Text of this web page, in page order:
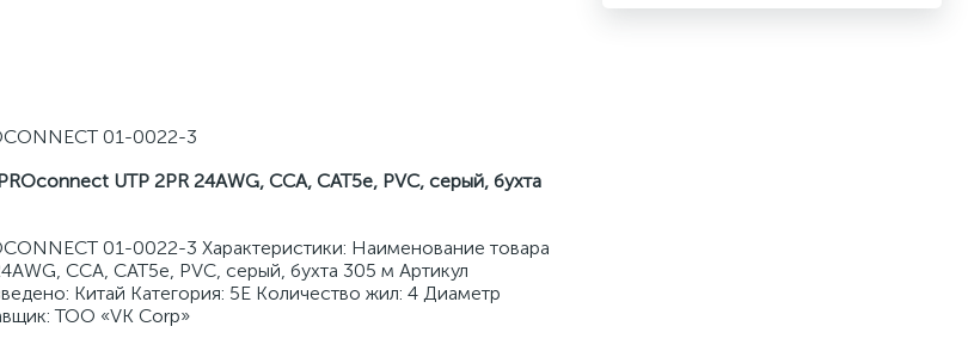
01-0022-3
UTP 2PR 24AWG, CCA, CAT5e, PVC, серый, бухта
01-0022-3 Характеристики: Наименование товара
CCA, CAT5e, PVC, серый, бухта 305 м Артикул
Китай Категория: 5E Количество жил: 4 Диаметр
ТОО «VK Corp»